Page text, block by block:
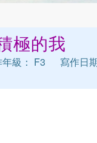
極的我
級： F3 寫作日